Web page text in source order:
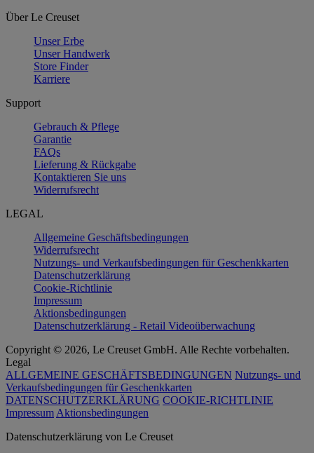
Über Le Creuset
Unser Erbe
Unser Handwerk
Store Finder
Karriere
Support
Gebrauch & Pflege
Garantie
FAQs
Lieferung & Rückgabe
Kontaktieren Sie uns
Widerrufsrecht
LEGAL
Allgemeine Geschäftsbedingungen
Widerrufsrecht
Nutzungs- und Verkaufsbedingungen für Geschenkkarten
Datenschutzerklärung
Cookie-Richtlinie
Impressum
Aktionsbedingungen
Datenschutzerklärung - Retail Videoüberwachung
Copyright © 2026, Le Creuset GmbH. Alle Rechte vorbehalten.
Legal
ALLGEMEINE GESCHÄFTSBEDINGUNGEN Nutzungs- und
Verkaufsbedingungen für Geschenkkarten
DATENSCHUTZERKLÄRUNG COOKIE-RICHTLINIE
Impressum Aktionsbedingungen
Datenschutz­erklärung von Le Creuset